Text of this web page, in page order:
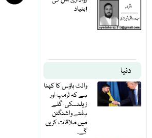
بنیاد!
دنیا
وائٹ ہاؤس کا کہنا
ہے کہ ٹرمپ اور
زیلنسکی اگلے
ہفتے واشنگٹن
میں ملاقات کریں
گے۔